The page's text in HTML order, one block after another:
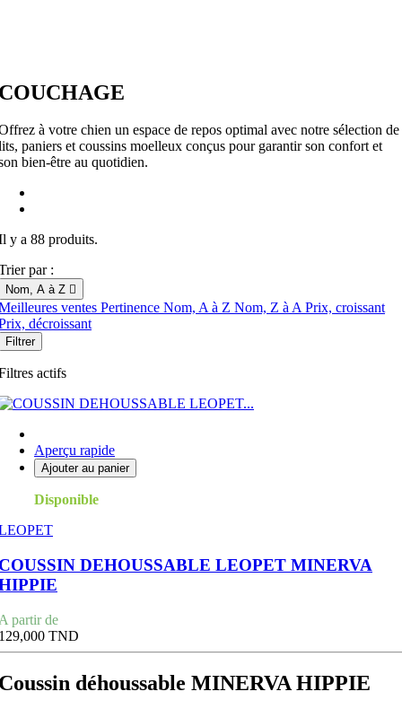
à votre chien un espace de repos optimal avec notre sélection de
paniers et coussins moelleux conçus pour garantir son confort et
bien-être au quotidien.
y a 88 produits.
par :
Nom, A à Z 
ventes Pertinence Nom, A à Z Nom, Z à APrix, croissant
décroissant
Filtrer
actifs
Aperçu rapide
Ajouter au panier
Disponible
DEHOUSSABLE LEOPET MINERVA
partir de
TND
déhoussable MINERVA HIPPIE